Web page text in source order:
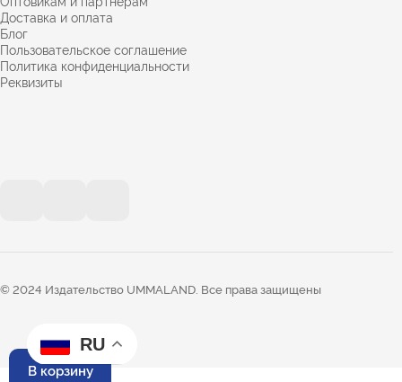
В корзину
Доставка и оплата
Блог
Пользовательское соглашение
Политика конфиденциальности
Реквизиты
© 2024 Издательство UMMALAND. Все права защищены
RU